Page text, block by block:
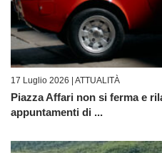
17 Luglio 2026 | ATTUALITÀ
Piazza Affari non si ferma e
appuntamenti di ...